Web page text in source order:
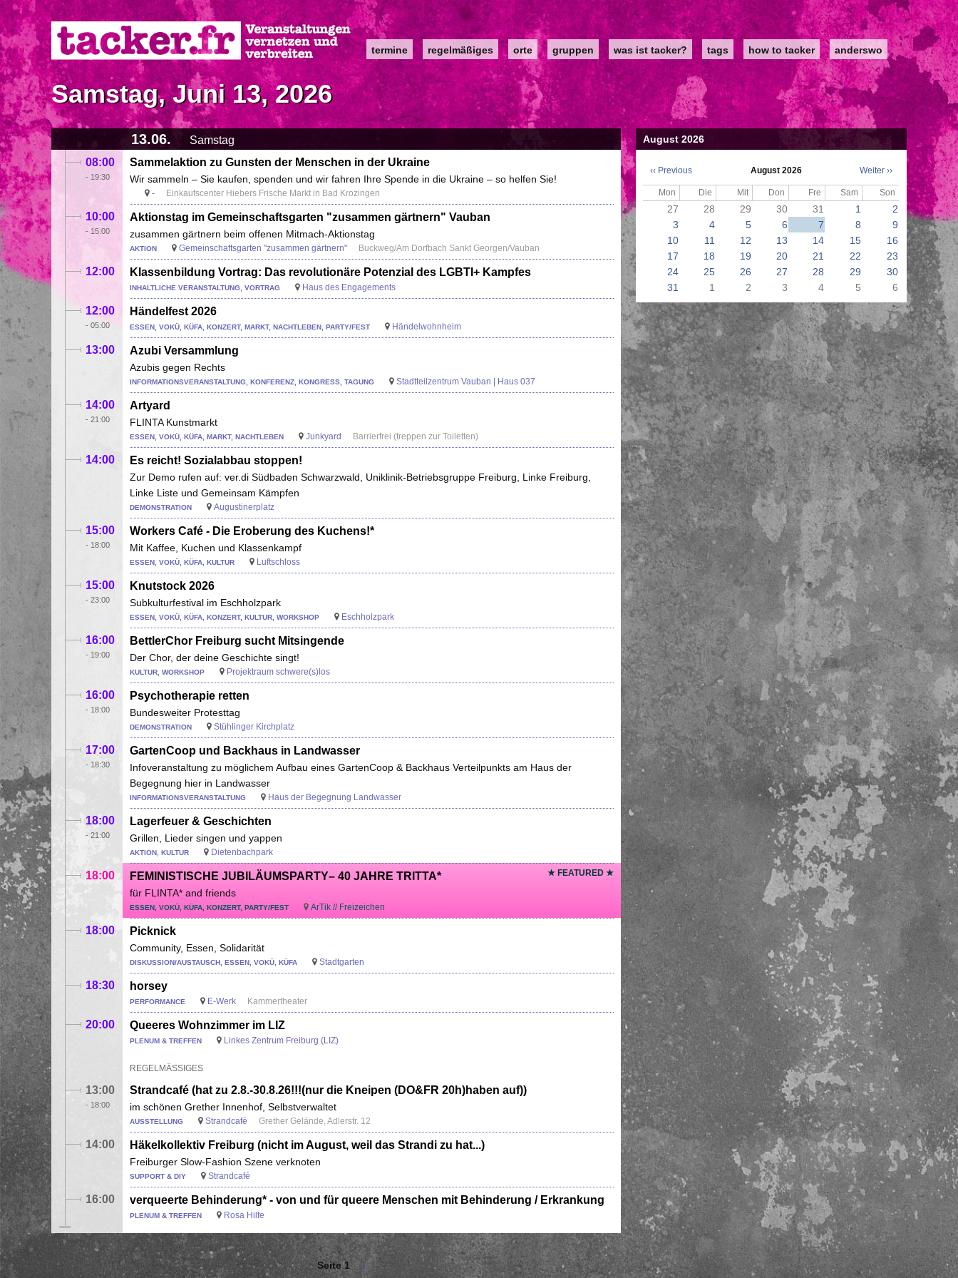
Direkt
zum
Inhalt
Main
navigation
termine regelmäßiges orte gruppen was ist tacker? tags how to tacker anderswo
Samstag, Juni 13, 2026
13.06.
Samstag
Sammelaktion zu Gunsten der Menschen in der Ukraine
Wir sammeln – Sie kaufen, spenden und wir fahren Ihre Spende in die Ukraine – so helfen Sie!
08:00
- 19:30
- Einkaufscenter Hiebers Frische Markt in Bad Krozingen
Aktionstag im Gemeinschaftsgarten "zusammen gärtnern" Vauban
zusammen gärtnern beim offenen Mitmach-Aktionstag
10:00
- 15:00
AKTION Gemeinschaftsgarten "zusammen gärtnern" Buckweg/Am Dorfbach Sankt Georgen/Vauban
Klassenbildung Vortrag: Das revolutionäre Potenzial des LGBTI+ Kampfes
12:00
INHALTLICHE VERANSTALTUNG, VORTRAG Haus des Engagements
Händelfest 2026
12:00
- 05:00 ESSEN, VOKÜ, KÜFA, KONZERT, MARKT, NACHTLEBEN, PARTY/FEST Händelwohnheim
Azubi Versammlung
Azubis gegen Rechts
13:00
INFORMATIONSVERANSTALTUNG, KONFERENZ, KONGRESS, TAGUNG Stadtteilzentrum Vauban | Haus 037
Artyard
FLINTA Kunstmarkt
14:00
- 21:00
ESSEN, VOKÜ, KÜFA, MARKT, NACHTLEBEN Junkyard Barrierfrei (treppen zur Toiletten)
Es reicht! Sozialabbau stoppen!
Zur Demo rufen auf: ver.di Südbaden Schwarzwald, Uniklinik-Betriebsgruppe Freiburg, Linke Freiburg,
Linke Liste und Gemeinsam Kämpfen
14:00
DEMONSTRATION Augustinerplatz
Workers Café - Die Eroberung des Kuchens!*
Mit Kaffee, Kuchen und Klassenkampf
15:00
- 18:00
ESSEN, VOKÜ, KÜFA, KULTUR Luftschloss
Knutstock 2026
Subkulturfestival im Eschholzpark
15:00
- 23:00
ESSEN, VOKÜ, KÜFA, KONZERT, KULTUR, WORKSHOP Eschholzpark
BettlerChor Freiburg sucht Mitsingende
Der Chor, der deine Geschichte singt!
16:00
- 19:00
KULTUR, WORKSHOP Projektraum schwere(s)los
Psychotherapie retten
Bundesweiter Protesttag
16:00
- 18:00
DEMONSTRATION Stühlinger Kirchplatz
GartenCoop und Backhaus in Landwasser
Infoveranstaltung zu möglichem Aufbau eines GartenCoop & Backhaus Verteilpunkts am Haus der
Begegnung hier in Landwasser
17:00
- 18:30
INFORMATIONSVERANSTALTUNG Haus der Begegnung Landwasser
Lagerfeuer & Geschichten
Grillen, Lieder singen und yappen
18:00
- 21:00
AKTION, KULTUR Dietenbachpark
FEMINISTISCHE JUBILÄUMSPARTY– 40 JAHRE TRITTA*
für FLINTA* and friends
18:00
ESSEN, VOKÜ, KÜFA, KONZERT, PARTY/FEST ArTik // Freizeichen
★ FEATURED ★
Picknick
Community, Essen, Solidarität
18:00
DISKUSSION/AUSTAUSCH, ESSEN, VOKÜ, KÜFA Stadtgarten
horsey
18:30
PERFORMANCE E-Werk Kammertheater
Queeres Wohnzimmer im LIZ
20:00
PLENUM & TREFFEN Linkes Zentrum Freiburg (LIZ)
REGELMÄSSIGES
Strandcafé (hat zu 2.8.-30.8.26!!!(nur die Kneipen (DO&FR 20h)haben auf))
im schönen Grether Innenhof, Selbstverwaltet
13:00
- 18:00
AUSSTELLUNG Strandcafé Grether Gelände, Adlerstr. 12
Häkelkollektiv Freiburg (nicht im August, weil das Strandi zu hat...)
Freiburger Slow-Fashion Szene verknoten
14:00
SUPPORT & DIY Strandcafé
verqueerte Behinderung* - von und für queere Menschen mit Behinderung / Erkrankung
16:00
PLENUM & TREFFEN Rosa Hilfe
Seitennummerierung Seite 1
Nächste
››
August 2026
Seitennummerierung
‹‹ Previous August 2026 Weiter ››
Mon Die Mit Don Fre Sam Son
27 28 29 30 31 1
2
3
4 5 6 7 8
9
10
11 12 13 14 15
16
17
18 19 20 21 22
23
24
25 26 27 28 29
30
31
1 2 3 4 5 6